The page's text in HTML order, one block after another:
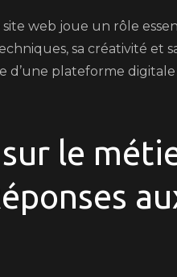
web joue un rôle
sa créativité et
d’une plateforme
le